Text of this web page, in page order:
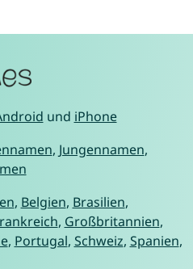
und iPhone
, Jungennamen,
, Belgien, Brasilien,
, Großbritannien,
, Portugal, Schweiz, Spanien,